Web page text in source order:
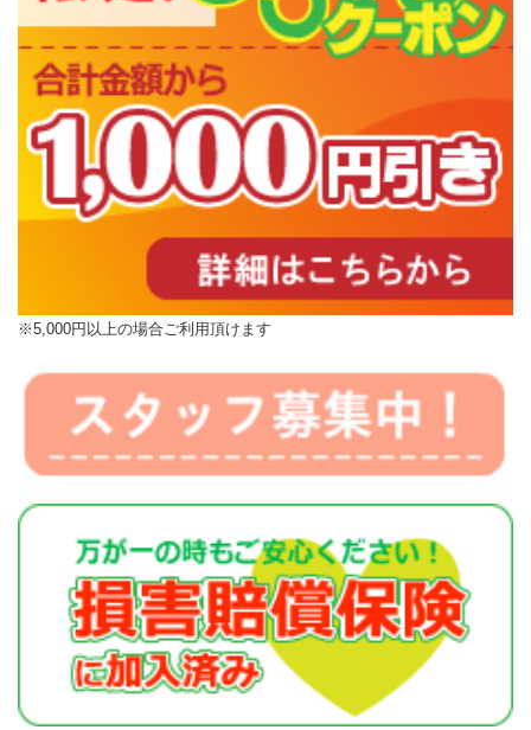
※5,000円以上の場合ご利用頂けます